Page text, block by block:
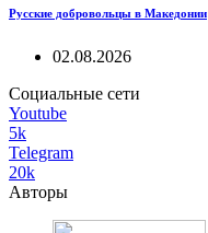
Русские добровольцы в Македонии
02.08.2026
Социальные сети
Youtube
5k
Telegram
20k
Авторы